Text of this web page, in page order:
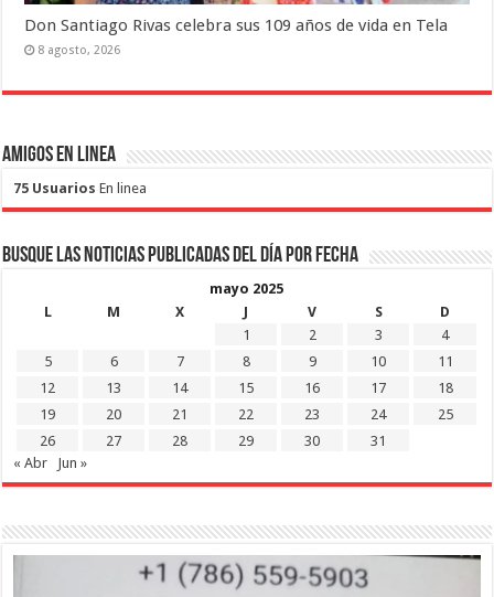
Don Santiago Rivas celebra sus 109 años de vida en Tela
8 agosto, 2026
Amigos en Linea
75 Usuarios En linea
Busque las noticias publicadas del día por fecha
mayo 2025
L
M X J V S
D
1
2 3
4
5
6 7 8 9 10
11
12
13 14 15 16 17
18
19
20 21 22 23 24
25
26
27 28 29 30
31
« Abr
Jun »